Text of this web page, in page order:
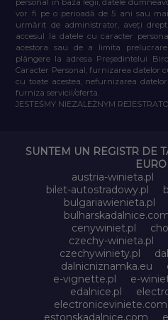
vor fi pe o perioadă de 5 ani sau
urmărit de administrator, aveți
accesul la datele cu caracter
acestora sau de a limita
plângere la adresa Președintelui
Caracter Personal, furnizarea datelor
cu toate acestea, nefurnizarea
furniza servicii/oferta.
JESTEŚMY NIEZALEŻNYM
SUNTEM UN REGISTR DE
austria-winieta.pl
bilet-autostradowy.pl
bulgariawienieta.pl
cenywiniet.pl
czechy-winieta.pl
czechywiniety.pl
dalnicniznamka.eu
e-vignette.pl
e-
edalnice.pl
electroniceviniete.com
estonskadalnice.com